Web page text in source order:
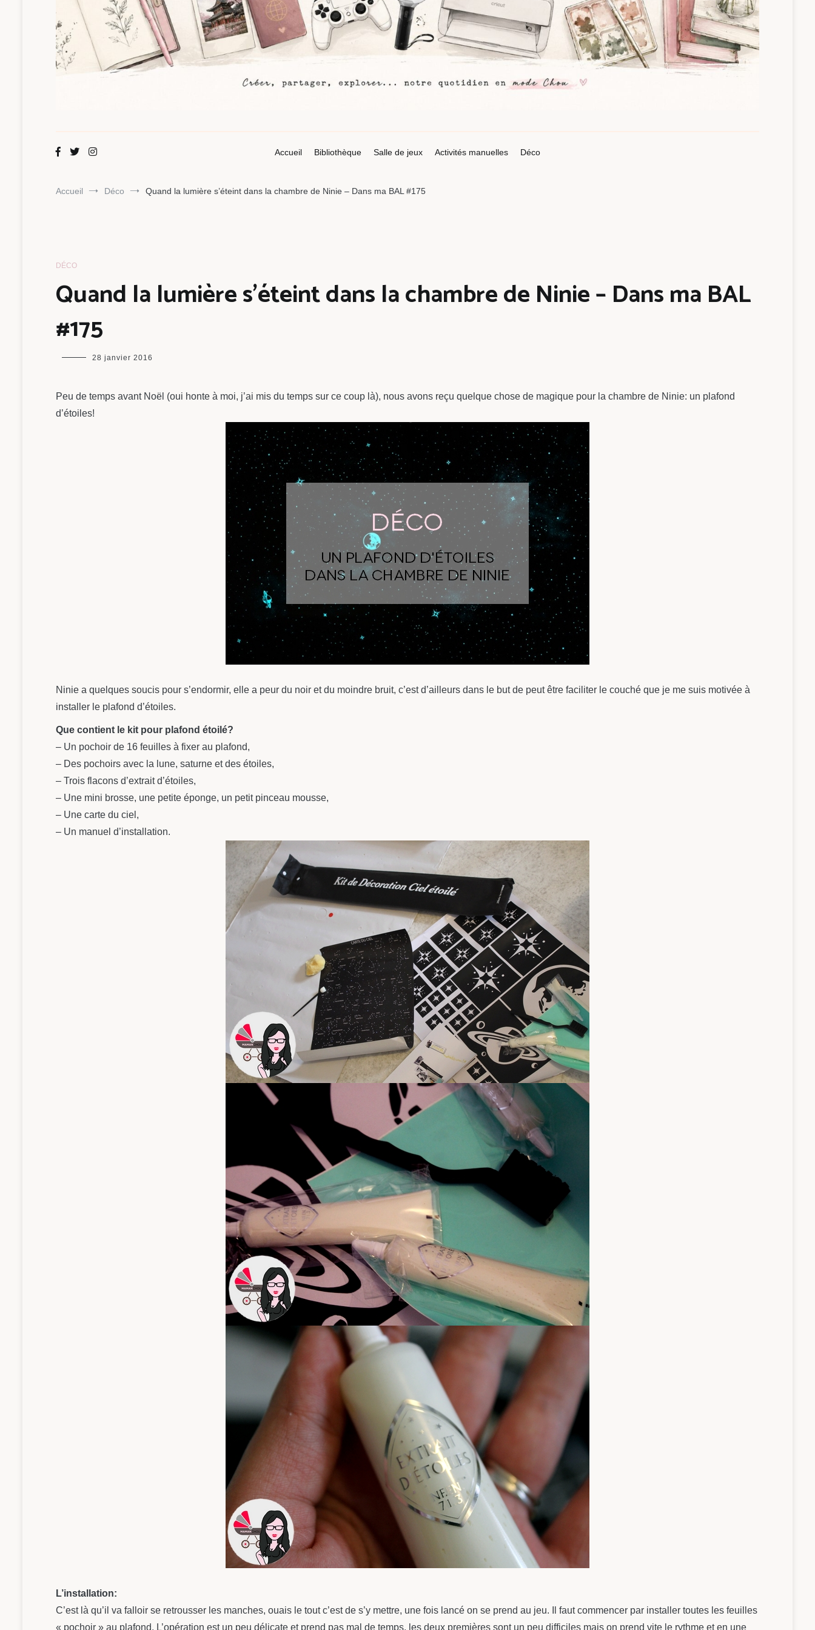
Maman Chou
Accueil
Bibliothèque Salle de jeux Activités manuelles Déco
Accueil Déco Quand la lumière s’éteint dans la chambre de Ninie – Dans ma BAL #175
DÉCO
Quand la lumière s’éteint dans la chambre de Ninie – Dans ma BAL
#175
maman
28 janvier 2016
Peu de temps avant Noël (oui honte à moi, j’ai mis du temps sur ce coup là), nous avons reçu quelque chose de magique pour la chambre de Ninie: un plafond
d’étoiles!
Ninie a quelques soucis pour s’endormir, elle a peur du noir et du moindre bruit, c’est d’ailleurs dans le but de peut être faciliter le couché que je me suis motivée à
installer le plafond d’étoiles.
Que contient le kit pour plafond étoilé?
– Un pochoir de 16 feuilles à fixer au plafond,
– Des pochoirs avec la lune, saturne et des étoiles,
– Trois flacons d’extrait d’étoiles,
– Une mini brosse, une petite éponge, un petit pinceau mousse,
– Une carte du ciel,
– Un manuel d’installation.
L’installation:
C’est là qu’il va falloir se retrousser les manches, ouais le tout c’est de s’y mettre, une fois lancé on se prend au jeu. Il faut commencer par installer toutes les feuilles
« pochoir » au plafond. L’opération est un peu délicate et prend pas mal de temps, les deux premières sont un peu difficiles mais on prend vite le rythme et en une